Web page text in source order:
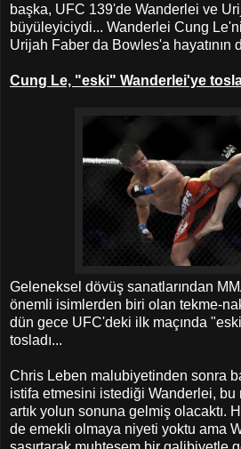
başka, UFC 139'de Wanderlei ve
büyüleyiciydi... Wanderlei Cung
Urijah Faber da Bowles'a hayatının
Cung Le, "eski" Wanderlei'ye
Geleneksel dövüş sanatlarından
önemli isimlerden biri olan tekme-
dün gece UFC'deki ilk maçında
tosladı...
Chris Leben malubiyetinden sonra
istifa etmesini istediği Wanderlei, bu
artık yolun sonuna gelmiş olacaktı.
de emekli olmaya niyeti yoktu ama